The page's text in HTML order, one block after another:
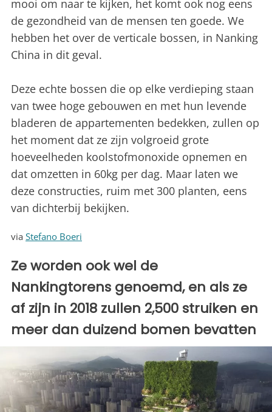
mooi om naar te kijken, het komt ook nog eens
de gezondheid van de mensen ten goede. We
hebben het over de verticale bossen, in Nanking
China in dit geval.
Deze echte bossen die op elke verdieping staan
van twee hoge gebouwen en met hun levende
bladeren de appartementen bedekken, zullen op
het moment dat ze zijn volgroeid grote
hoeveelheden koolstofmonoxide opnemen en
dat omzetten in 60kg per dag. Maar laten we
deze constructies, ruim met 300 planten, eens
van dichterbij bekijken.
via Stefano Boeri
Ze worden ook wel de
Nankingtorens genoemd, en als ze
af zijn in 2018 zullen 2,500 struiken en
meer dan duizend bomen bevatten